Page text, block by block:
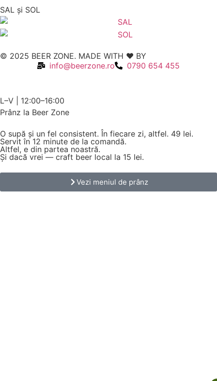
SAL şi SOL
© 2025 BEER ZONE. MADE WITH ❤️ BY
info@beerzone.ro
0790 654 455
L–V | 12:00–16:00
Prânz la Beer Zone
O supă și un fel consistent. În fiecare zi, altfel. 49 lei.
Servit în 12 minute de la comandă.
Altfel, e din partea noastră.
Și dacă vrei — craft beer local la 15 lei.
Vezi meniul de prânz